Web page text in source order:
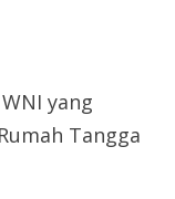
yang
Tangga